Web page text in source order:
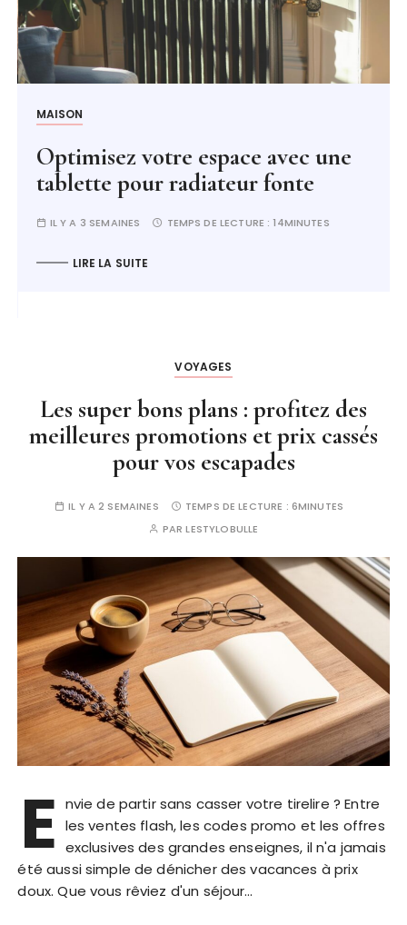
MAISON
Optimisez votre espace avec une
tablette pour radiateur fonte
IL Y A 3 SEMAINES TEMPS DE LECTURE :14MINUTES
LIRE LA SUITE
VOYAGES
Les super bons plans : profitez des
meilleures promotions et prix cassés
pour vos escapades
IL Y A 2 SEMAINES TEMPS DE LECTURE : 6MINUTES
PARLESTYLOBULLE
E nvie de partir sans casser votre tirelire ? Entre
les ventes flash, les codes promo et les offres
exclusives des grandes enseignes, il n'a jamais
été aussi simple de dénicher des vacances à prix
doux. Que vous rêviez d'un séjour…